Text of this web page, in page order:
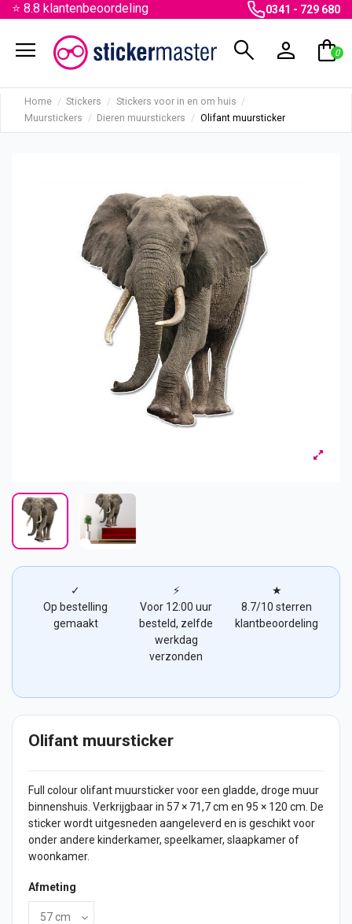
⭐ 8.8 klantenbeoordeling 0341 - 729 680
menu search person shopping_bag
0
Home Stickers
Stickers voor in en om huis
Muurstickers
Dieren muurstickers Olifant muursticker
✓
Op bestelling
gemaakt
⚡
Voor 12:00 uur
besteld, zelfde
werkdag
verzonden
★
8.7/10 sterren
klantbeoordeling
Olifant muursticker
Full colour olifant muursticker voor een gladde, droge muur
binnenshuis. Verkrijgbaar in 57 × 71,7 cm en 95 × 120 cm. De
sticker wordt uitgesneden aangeleverd en is geschikt voor
onder andere kinderkamer, speelkamer, slaapkamer of
woonkamer.
Afmeting